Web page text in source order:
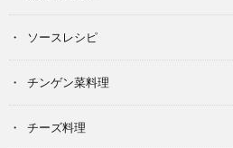
ソースレシピ
チンゲン菜料理
チーズ料理